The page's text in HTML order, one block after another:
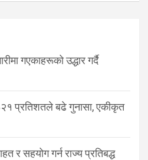
गएकाहरूको उद्धार गर्दै
३२१ प्रतिशतले बढे गुनासा, एकीकृत
र सहयोग गर्न राज्य प्रतिबद्ध